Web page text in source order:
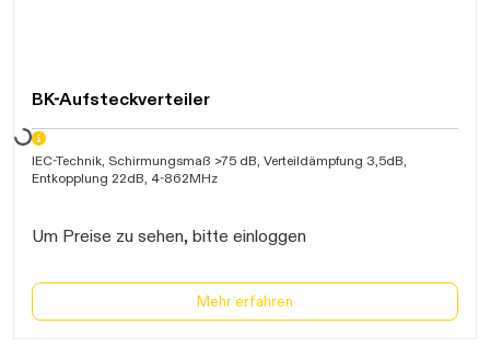
BK-Aufsteckverteiler
Daten werden geladen. Bitte warten...
IEC-Technik, Schirmungsmaß >75 dB, Verteildämpfung 3,5dB,
Entkopplung 22dB, 4-862MHz
Um Preise zu sehen, bitte einloggen
Mehr erfahren